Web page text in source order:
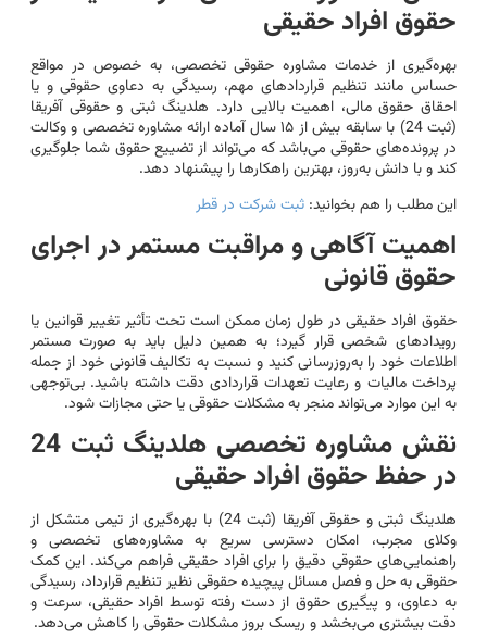
حقوق افراد حقیقی
بهره‌گیری از خدمات مشاوره حقوقی تخصصی، به خصوص در مواقع
حساس مانند تنظیم قراردادهای مهم، رسیدگی به دعاوی حقوقی و یا
احقاق حقوق مالی، اهمیت بالایی دارد. هلدینگ ثبتی و حقوقی آفریقا
(ثبت 24) با سابقه بیش از ۱۵ سال آماده ارائه مشاوره تخصصی و وکالت
در پرونده‌های حقوقی می‌باشد که می‌تواند از تضییع حقوق شما جلوگیری
کند و با دانش به‌روز، بهترین راهکارها را پیشنهاد دهد.
این مطلب را هم بخوانید: ثبت شرکت در قطر
اهمیت آگاهی و مراقبت مستمر در اجرای
حقوق قانونی
حقوق افراد حقیقی در طول زمان ممکن است تحت تأثیر تغییر قوانین یا
رویدادهای شخصی قرار گیرد؛ به همین دلیل باید به صورت مستمر
اطلاعات خود را به‌روزرسانی کنید و نسبت به تکالیف قانونی خود از جمله
پرداخت مالیات و رعایت تعهدات قراردادی دقت داشته باشید. بی‌توجهی
به این موارد می‌تواند منجر به مشکلات حقوقی یا حتی مجازات شود.
نقش مشاوره تخصصی هلدینگ ثبت 24
در حفظ حقوق افراد حقیقی
هلدینگ ثبتی و حقوقی آفریقا (ثبت 24) با بهره‌گیری از تیمی متشکل از
وکلای مجرب، امکان دسترسی سریع به مشاوره‌های تخصصی و
راهنمایی‌های حقوقی دقیق را برای افراد حقیقی فراهم می‌کند. این کمک
حقوقی به حل و فصل مسائل پیچیده حقوقی نظیر تنظیم قرارداد، رسیدگی
به دعاوی، و پیگیری حقوق از دست رفته توسط افراد حقیقی، سرعت و
دقت بیشتری می‌بخشد و ریسک بروز مشکلات حقوقی را کاهش می‌دهد.